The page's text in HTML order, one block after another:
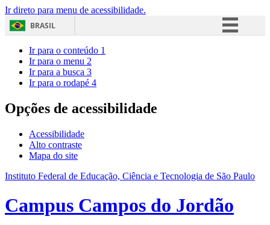
Ir direto para menu de acessibilidade.
BRASIL
Acesso à informação
Ir para o conteúdo 1
Ir para o menu 2
Ir para a busca 3
Ir para o rodapé 4
Opções de acessibilidade
Acessibilidade
Alto contraste
Mapa do site
Instituto Federal de Educação, Ciência e Tecnologia de São Paulo
Campus Campos do Jordão